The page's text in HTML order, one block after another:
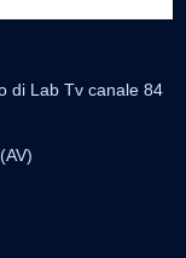
di Lab Tv canale 84